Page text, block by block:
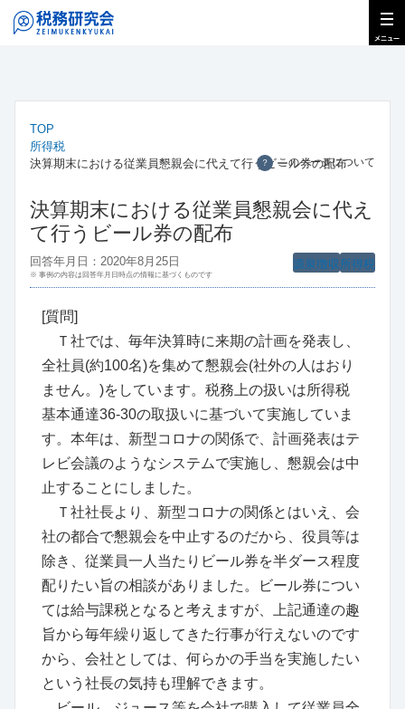
TOP
所得税
決算期末における従業員懇親会に代えて行うビール券の配布
？ このページについて
決算期末における従業員懇親会に代え
て行うビール券の配布
所得税
源泉徴収
回答年月日：2020年8月25日
※ 事例の内容は回答年月日時点の情報に基づくものです
[質問]
Ｔ社では、毎年決算時に来期の計画を発表し、
全社員(約100名)を集めて懇親会(社外の人はおり
ません。)をしています。税務上の扱いは所得税
基本通達36-30の取扱いに基づいて実施していま
す。本年は、新型コロナの関係で、計画発表はテ
レビ会議のようなシステムで実施し、懇親会は中
止することにしました。
Ｔ社社長より、新型コロナの関係とはいえ、会
社の都合で懇親会を中止するのだから、役員等は
除き、従業員一人当たりビール券を半ダース程度
配りたい旨の相談がありました。ビール券につい
ては給与課税となると考えますが、上記通達の趣
旨から毎年繰り返してきた行事が行えないのです
から、会社としては、何らかの手当を実施したい
という社長の気持も理解できます。